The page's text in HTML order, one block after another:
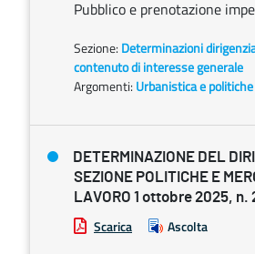
Pubblico e prenotazione
Sezione: Determinazioni
contenuto di interesse generale
Argomenti: Urbanistica e
DETERMINAZIONE DEL
SEZIONE POLITICHE E
LAVORO 1 ottobre 2025, n.
Scarica Ascolta